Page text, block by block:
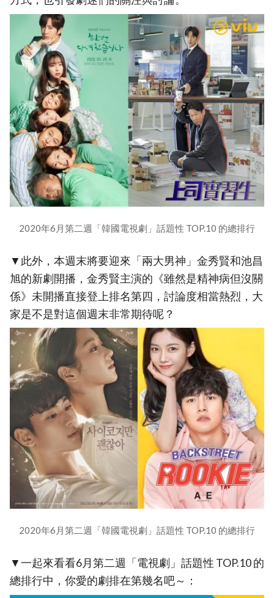
2020年6月第二週「韓國電視劇」話題性 TOP.10 的總排行
▼此外，本週末將要迎來「兩大男神」金秀賢和池昌
旭的新劇開播，金秀賢主演的《雖然是精神病但沒關
係》未開播直接登上排名第四，討論度相當熱烈，大
家是不是對這個週末非常期待呢？
2020年6月第二週「韓國電視劇」話題性 TOP.10 的總排行
▼一起來看看6月第二週「電視劇」話題性 TOP.10 的
總排行中，你愛的劇排在第幾名吧～：